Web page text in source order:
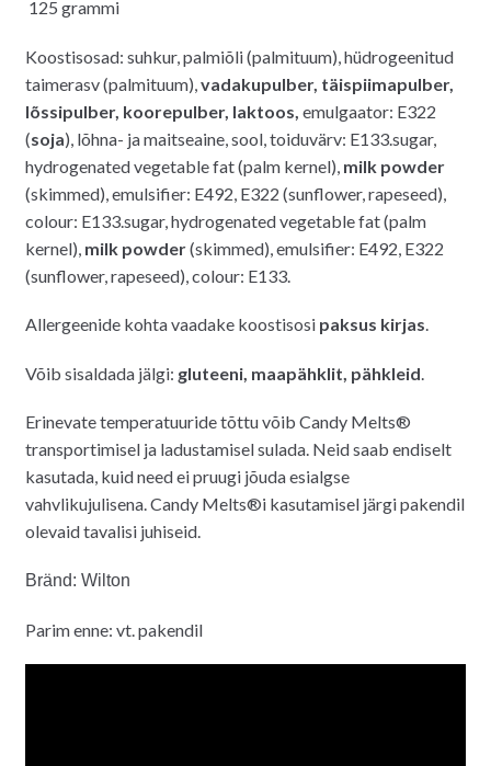
125 grammi
Koostisosad: suhkur, palmiõli (palmituum), hüdrogeenitud
taimerasv (palmituum),vadakupulber, täispiimapulber,
lõssipulber, koorepulber, laktoos, emulgaator: E322
(soja), lõhna- ja maitseaine, sool, toiduvärv: E133.sugar,
hydrogenated vegetable fat (palm kernel), milk powder
(skimmed), emulsifier: E492, E322 (sunflower, rapeseed),
colour: E133.sugar, hydrogenated vegetable fat (palm
kernel), milk powder(skimmed), emulsifier: E492, E322
(sunflower, rapeseed), colour: E133.
Allergeenide kohta vaadake koostisosi paksus kirjas.
Võib sisaldada jälgi: gluteeni, maapähklit, pähkleid
Erinevate temperatuuride tõttu võib Candy Melts®
transportimisel ja ladustamisel sulada. Neid saab endiselt
kasutada, kuid need ei pruugi jõuda esialgse
vahvlikujulisena. Candy Melts®i kasutamisel järgi pakendil
olevaid tavalisi juhiseid.
Bränd: Wilton
Parim enne: vt. pakendil